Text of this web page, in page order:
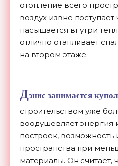
отопление всего
воздух извне
насыщается внутри
отлично отапливает
на втором этаже.
Дэнис занимается
строительством уже
воодушевляет энергия
построек, возможность
пространства при
материалы. Он считает,